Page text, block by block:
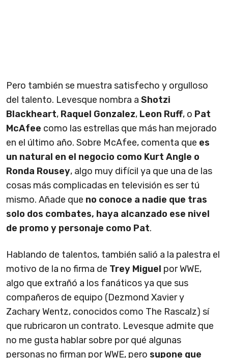
Pero también se muestra satisfecho y orgulloso
del talento. Levesque nombra a Shotzi
Blackheart, Raquel Gonzalez, Leon Ruff, o Pat
McAfee como las estrellas que más han mejorado
en el último año. Sobre McAfee, comenta que es
un natural en el negocio como Kurt Angle o
Ronda Rousey, algo muy difícil ya que una de las
cosas más complicadas en televisión es ser tú
mismo. Añade que no conoce a nadie que tras
solo dos combates, haya alcanzado ese nivel
de promo y personaje como Pat.
Hablando de talentos, también salió a la palestra el
motivo de la no firma de Trey Miguel por WWE,
algo que extrañó a los fanáticos ya que sus
compañeros de equipo (Dezmond Xavier y
Zachary Wentz, conocidos como The Rascalz) sí
que rubricaron un contrato. Levesque admite que
no me gusta hablar sobre por qué algunas
personas no firman por WWE, pero supone que